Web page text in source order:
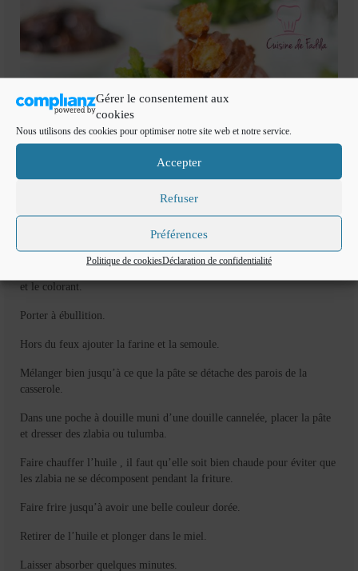
Gérer le consentement aux
cookies
Nous utilisons des cookies pour optimiser notre site web et notre service.
Accepter
Refuser
Préférences
Politique de cookiesDéclaration de confidentialité
Mélanger l’eau. l’huile, le sel, le sucre, la cannelle, l’anis en poudre
et le colorant.
Porter à ébullition.
Hors du feux ajouter la farine et la semoule.
Mélanger bien jusqu’à ce que la pâte se détache des parois de la
casserole.
Dans une poche à douille muni d’une douille cannelée, placer la pâte
et dresser des zlabia ou tulumba.
Faire chauffer l’huile , il faut qu’elle soit bien chaude pour éviter que
les zlabia ne se décomposent pendant la friture.
Faire frire jusqu’à avoir une belle couleur dorée.
Retirer de l’huile et plonger dans le miel.
Laisser absorber quelques minutes.